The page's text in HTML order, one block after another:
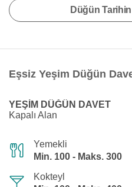
Düğün
Eşsiz Yeşim Düğün
YEŞİM DÜĞÜN DAVET
Kapalı Alan
Yemekli
Min. 100 - Maks. 300
Kokteyl